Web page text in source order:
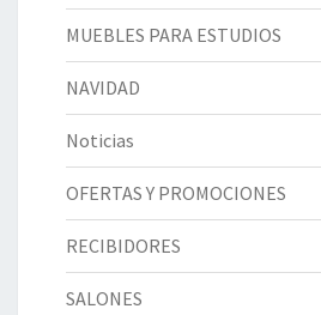
MUEBLES PARA ESTUDIOS
NAVIDAD
Noticias
OFERTAS Y PROMOCIONES
RECIBIDORES
SALONES